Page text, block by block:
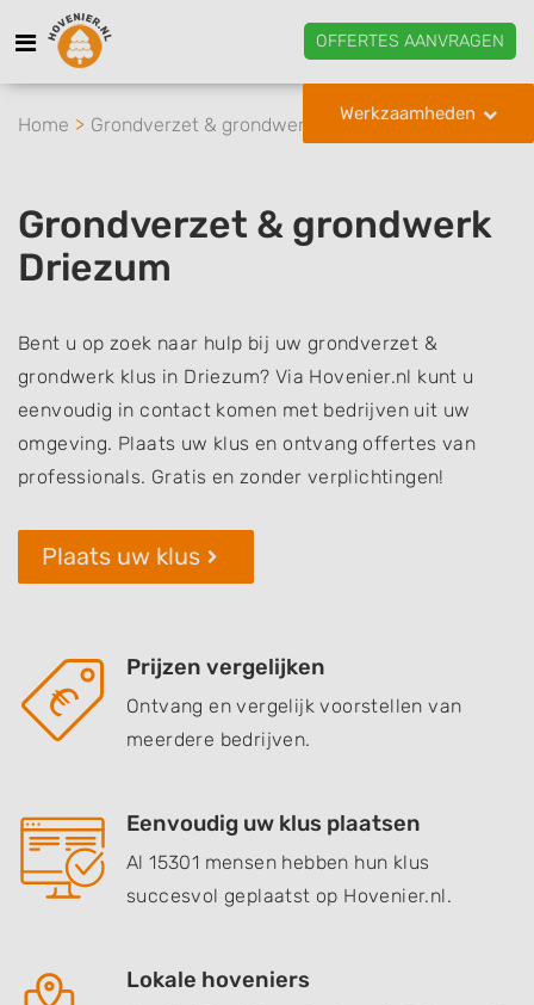
OFFERTES AANVRAGEN
Werkzaamheden
Home Grondverzet & grondwerk Driezum
Grondverzet & grondwerk
Driezum
Bent u op zoek naar hulp bij uw grondverzet &
grondwerk klus in Driezum? Via Hovenier.nl kunt u
eenvoudig in contact komen met bedrijven uit uw
omgeving. Plaats uw klus en ontvang offertes van
professionals. Gratis en zonder verplichtingen!
Plaats uw klus
Prijzen vergelijken
Ontvang en vergelijk voorstellen van
meerdere bedrijven.
Eenvoudig uw klus plaatsen
Al 15301 mensen hebben hun klus
succesvol geplaatst op Hovenier.nl.
Lokale hoveniers